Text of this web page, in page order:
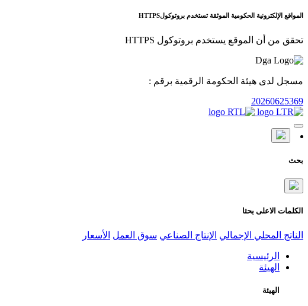
المواقع الإلكترونية الحكومية الموثقة تستخدم بروتوكولHTTPS
تحقق من أن الموقع يستخدم بروتوكول HTTPS
مسجل لدى هيئة الحكومة الرقمية برقم :
20260625369
بحث
الكلمات الاعلى بحثا
الناتج المحلي الإجمالي الإنتاج الصناعي سوق العمل الأسعار
الرئيسية
الهيئة
الهيئة